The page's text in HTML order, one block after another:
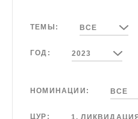
ТЕМЫ: ВСЕ
ГОД: 2023
НОМИНАЦИИ: ВСЕ
ЦУР: 1.